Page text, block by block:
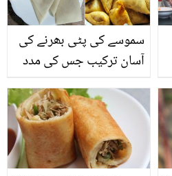
سموسے کی پٹی بھرنے کی
آسان ترکیب جس کی مدد
طرح آسانی سے سموسے
بناسکتی ہیں